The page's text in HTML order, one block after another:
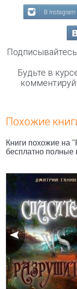
В Instagram
Будьте в
Похожие
Книги похожие на
бесплатно полные